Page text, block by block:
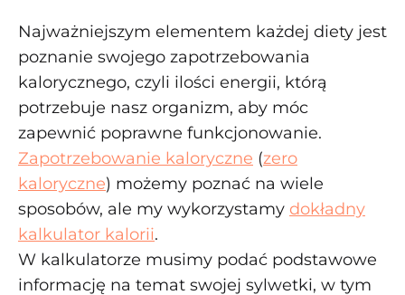
Najważniejszym elementem każdej diety jest
poznanie swojego zapotrzebowania
kalorycznego, czyli ilości energii, którą
potrzebuje nasz organizm, aby móc
zapewnić poprawne funkcjonowanie.
Zapotrzebowanie kaloryczne (zero
kaloryczne) możemy poznać na wiele
sposobów, ale my wykorzystamy dokładny
kalkulator kalorii.
W kalkulatorze musimy podać podstawowe
informację na temat swojej sylwetki, w tym